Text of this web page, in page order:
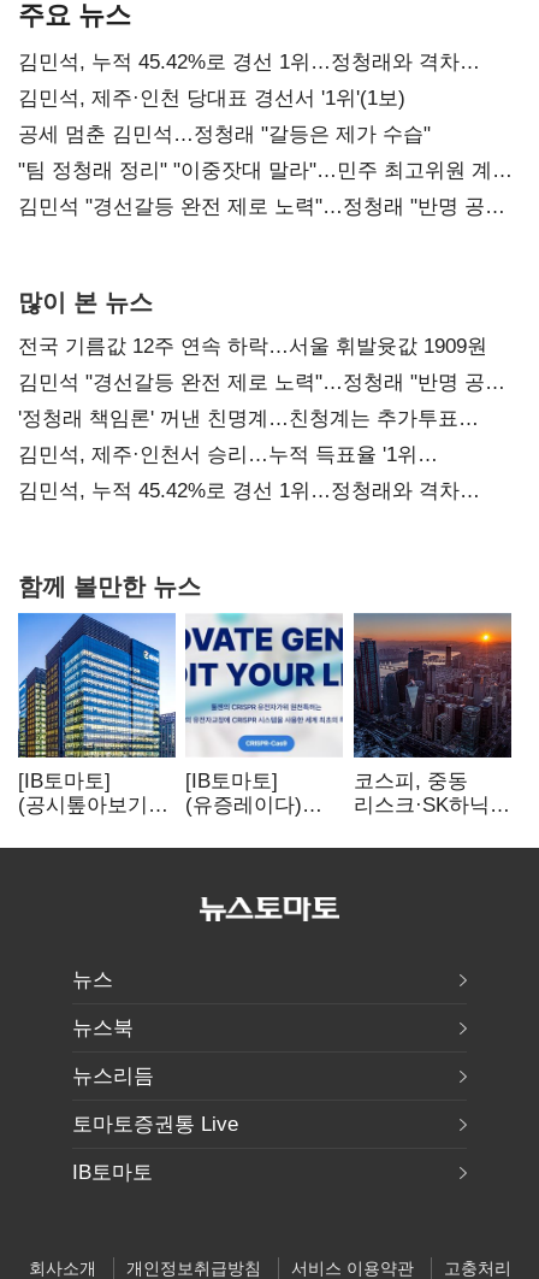
주요 뉴스
김민석, 누적 45.42%로 경선 1위…정청래와 격차
0.86%p(2보)
김민석, 제주·인천 당대표 경선서 '1위'(1보)
공세 멈춘 김민석…정청래 "갈등은 제가 수습"
"팀 정청래 정리" "이중잣대 말라"…민주 최고위원 계파
다툼 격화
김민석 "경선갈등 완전 제로 노력"…정청래 "반명 공세
많이 본 뉴스
전국 기름값 12주 연속 하락…서울 휘발윳값 1909원
김민석 "경선갈등 완전 제로 노력"…정청래 "반명 공세
사과부터"
'정청래 책임론' 꺼낸 친명계…친청계는 추가투표
때리기
김민석, 제주·인천서 승리…누적 득표율 '1위
탈환'(종합)
김민석, 누적 45.42%로 경선 1위…정청래와 격차
함께 볼만한 뉴스
[IB토마토]
(공시톺아보기)
바로 매출로
[IB토마토]
(유증레이다)
3분의 1 토막…
비용부터 챙긴다
코스피, 중동
리스크·SK하닉
뒷걸음
뉴스
뉴스북
뉴스리듬
토마토증권통 Live
IB토마토
회사소개 개인정보취급방침 서비스 이용약관 고충처리